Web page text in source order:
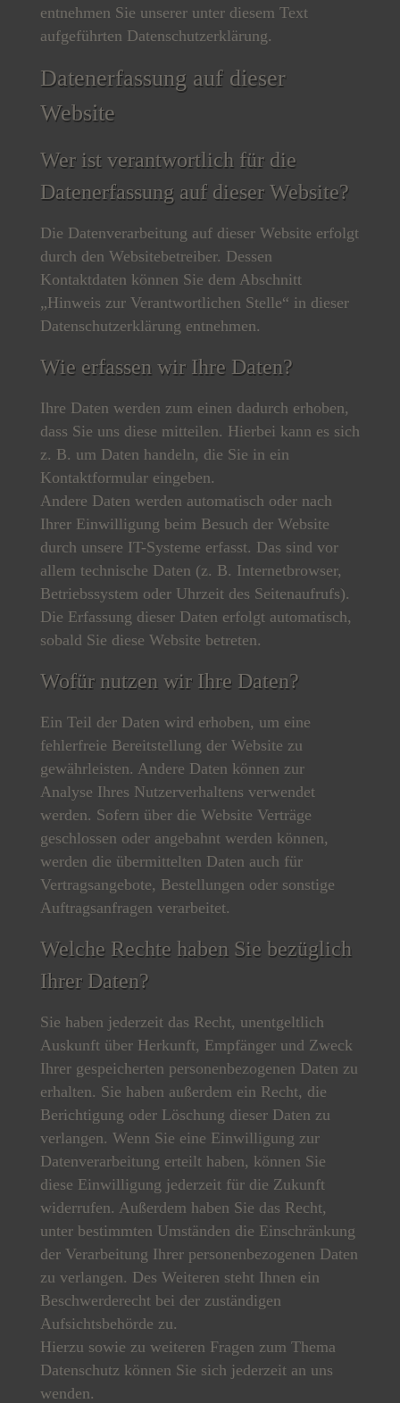
entnehmen Sie unserer unter diesem Text
aufgeführten Datenschutzerklärung.
Datenerfassung auf dieser
Website
Wer ist verantwortlich für die
Datenerfassung auf dieser Website?
Die Datenverarbeitung auf dieser Website erfolgt
durch den Websitebetreiber. Dessen
Kontaktdaten können Sie dem Abschnitt
„Hinweis zur Verantwortlichen Stelle“ in dieser
Datenschutzerklärung entnehmen.
Wie erfassen wir Ihre Daten?
Ihre Daten werden zum einen dadurch erhoben,
dass Sie uns diese mitteilen. Hierbei kann es sich
z. B. um Daten handeln, die Sie in ein
Kontaktformular eingeben.
Andere Daten werden automatisch oder nach
Ihrer Einwilligung beim Besuch der Website
durch unsere IT-Systeme erfasst. Das sind vor
allem technische Daten (z. B. Internetbrowser,
Betriebssystem oder Uhrzeit des Seitenaufrufs).
Die Erfassung dieser Daten erfolgt automatisch,
sobald Sie diese Website betreten.
Wofür nutzen wir Ihre Daten?
Ein Teil der Daten wird erhoben, um eine
fehlerfreie Bereitstellung der Website zu
gewährleisten. Andere Daten können zur
Analyse Ihres Nutzerverhaltens verwendet
werden. Sofern über die Website Verträge
geschlossen oder angebahnt werden können,
werden die übermittelten Daten auch für
Vertragsangebote, Bestellungen oder sonstige
Auftragsanfragen verarbeitet.
Welche Rechte haben Sie bezüglich
Ihrer Daten?
Sie haben jederzeit das Recht, unentgeltlich
Auskunft über Herkunft, Empfänger und Zweck
Ihrer gespeicherten personenbezogenen Daten zu
erhalten. Sie haben außerdem ein Recht, die
Berichtigung oder Löschung dieser Daten zu
verlangen. Wenn Sie eine Einwilligung zur
Datenverarbeitung erteilt haben, können Sie
diese Einwilligung jederzeit für die Zukunft
widerrufen. Außerdem haben Sie das Recht,
unter bestimmten Umständen die Einschränkung
der Verarbeitung Ihrer personenbezogenen Daten
zu verlangen. Des Weiteren steht Ihnen ein
Beschwerderecht bei der zuständigen
Aufsichtsbehörde zu.
Hierzu sowie zu weiteren Fragen zum Thema
Datenschutz können Sie sich jederzeit an uns
wenden.